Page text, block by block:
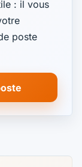
: il vous
poste